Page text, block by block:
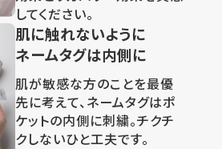
してください。
肌に触れないように
ネームタグは内側に
肌が敏感な方のことを最優
先に考えて、ネームタグはポ
ケットの内側に刺繍。チクチ
クしないひと工夫です。